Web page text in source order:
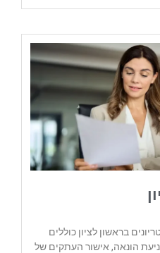
בראשון לציון כוללים
הונאה, אישור העתקים של